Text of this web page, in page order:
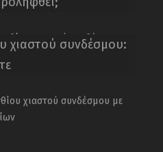
χιαστού συνδέσμου: Τι
χιαστού συνδέσμου με